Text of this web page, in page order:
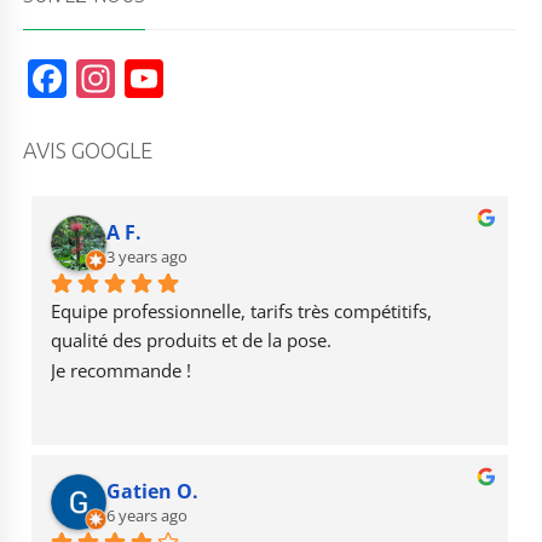
F
c
b
o
o
k
In
a
r
a
m
b
e
AVIS GOOGLE
A F.
3 years ago
Equipe professionnelle, tarifs très compétitifs,
qualité des produits et de la pose.
Je recommande !
Gatien O.
6 years ago